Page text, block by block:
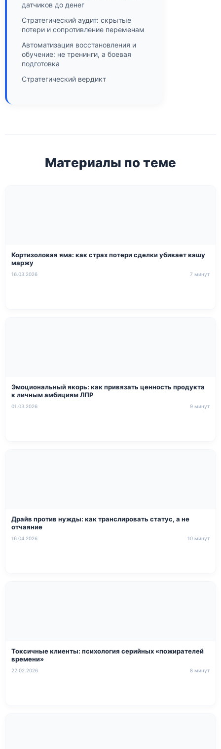
датчиков до денег
Стратегический аудит: скрытые
потери и сопротивление переменам
Автоматизация восстановления и
обучение: не тренинги, а боевая
подготовка
Стратегический вердикт
Материалы по теме
Кортизоловая яма: как страх потери сделки убивает вашу
маржу
16.03.2026 7 минут
Эмоциональный якорь: как привязать ценность продукта
к личным амбициям ЛПР
01.03.2026 9 минут
Драйв против нужды: как транслировать статус, а не
отчаяние
16.04.2026 10 минут
Токсичные клиенты: психология серийных «пожирателей
времени»
22.02.2026 8 минут